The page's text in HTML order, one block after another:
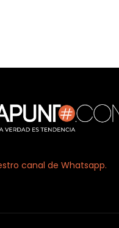
canal de Whatsapp.